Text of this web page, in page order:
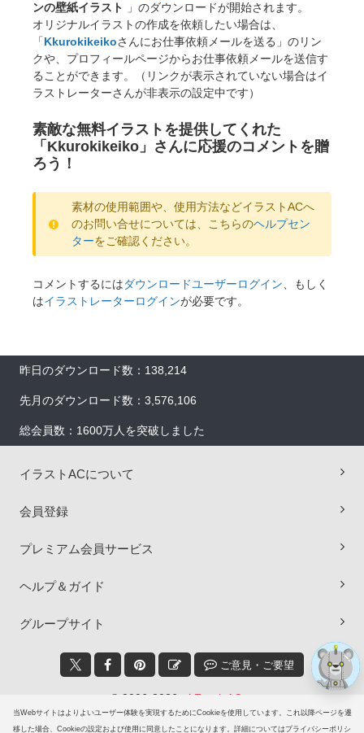
当Webサイトはよりよいユーザー体験を実現するためにCookieを使用しています。これ以降ページを遷
移した場合、Cookieの設定および使用に同意したことになります。詳細についてはプライバシーポリシ
ンの壁紙イラスト
」のダウンロードが開始されます。
オリジナルイラストの作成を依頼したい場合は、
「Kkurokikeikoさんにお仕事依頼メールを送る」のリン
クや、プロフィールページからお仕事依頼メールを送信す
ることができます。（リンクが表示されていない場合はイ
ラストレーターさんが非表示の設定中です）
素敵な無料イラストを提供してくれた
「Kkurokikeiko」さんに応援のコメントを贈
ろう！
素材の使用範囲や、使用方法などイラストACへ
のお問い合せについては、こちらのヘルプセン
ターをご確認ください。
コメントするにはダウンロードユーザーログイン、もしく
はイラストレーターログインが必要です。
昨日のダウンロード数：138,214
先月のダウンロード数：3,576,106
総会員数：1600万人を突破しました
イラストACについて
会員登録
プレミアム会員サービス
ヘルプ＆ガイド
グループサイト
ご意見・ご要望
© 2006-2026 イラストAC